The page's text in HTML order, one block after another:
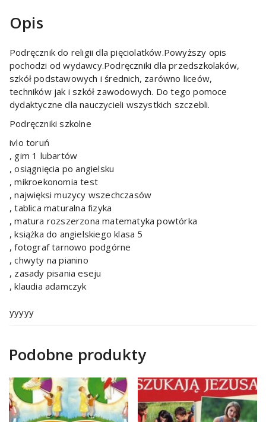
Opis
Podręcznik do religii dla pięciolatków.Powyższy opis
pochodzi od wydawcy.Podręczniki dla przedszkolaków,
szkół podstawowych i średnich, zarówno liceów,
techników jak i szkół zawodowych. Do tego pomoce
dydaktyczne dla nauczycieli wszystkich szczebli.
Podręczniki szkolne
ivlo toruń
, gim 1 lubartów
, osiągnięcia po angielsku
, mikroekonomia test
, najwięksi muzycy wszechczasów
, tablica maturalna fizyka
, matura rozszerzona matematyka powtórka
, książka do angielskiego klasa 5
, fotograf tarnowo podgórne
, chwyty na pianino
, zasady pisania eseju
, klaudia adamczyk
yyyyy
Podobne produkty